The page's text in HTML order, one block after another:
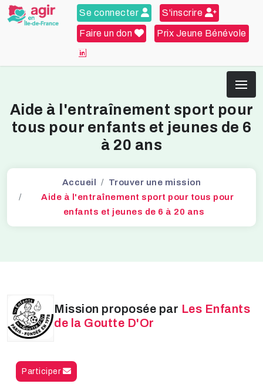
Se connecter S'inscrire
Faire un don Prix Jeune Bénévole
Aide à l'entraînement sport pour
tous pour enfants et jeunes de 6
à 20 ans
Accueil
Trouver une mission
Aide à l'entraînement sport pour tous pour
enfants et jeunes de 6 à 20 ans
Mission proposée par Les Enfants
de la Goutte D'Or
Participer